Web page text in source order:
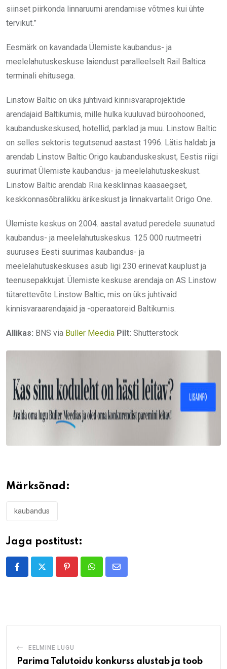
siinset piirkonda linnaruumi arendamise võtmes kui ühte
tervikut.”
Eesmärk on kavandada Ülemiste kaubandus- ja
meelelahutuskeskuse laiendust paralleelselt Rail Baltica
terminali ehitusega.
Linstow Baltic on üks juhtivaid kinnisvaraprojektide
arendajaid Baltikumis, mille hulka kuuluvad büroohooned,
kaubanduskeskused, hotellid, parklad ja muu. Linstow Baltic
on selles sektoris tegutsenud aastast 1996. Lätis haldab ja
arendab Linstow Baltic Origo kaubanduskeskust, Eestis riigi
suurimat Ülemiste kaubandus- ja meelelahutuskeskust.
Linstow Baltic arendab Riia kesklinnas kaasaegset,
keskkonnasõbralikku ärikeskust ja linnakvartalit Origo One.
Ülemiste keskus on 2004. aastal avatud peredele suunatud
kaubandus- ja meelelahutuskeskus. 125 000 ruutmeetri
suuruses Eesti suurimas kaubandus- ja
meelelahutuskeskuses asub ligi 230 erinevat kauplust ja
teenusepakkujat. Ülemiste keskuse arendaja on AS Linstow
tütarettevõte Linstow Baltic, mis on üks juhtivaid
kinnisvaraarendajaid ja -operaatoreid Baltikumis.
Allikas: BNS via Buller Meedia Pilt: Shutterstock
Märksõnad:
kaubandus
Jaga postitust:
PinterestWhatsappShare
EELMINE LUGU
Parima Talutoidu konkurss alustab ja toob